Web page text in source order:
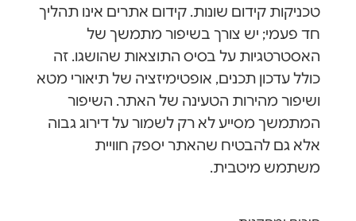
טכניקות קידום שונות. קידום אתרים אינו תהליך
חד פעמי; יש צורך בשיפור מתמשך של
האסטרטגיות על בסיס התוצאות שהושגו. זה
כולל עדכון תכנים, אופטימיזציה של תיאורי מטא
ושיפור מהירות הטעינה של האתר. השיפור
המתמשך מסייע לא רק לשמור על דירוג גבוה
אלא גם להבטיח שהאתר יספק חוויית
משתמש מיטבית.